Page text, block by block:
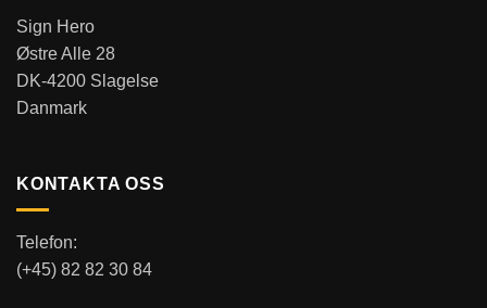
Sign Hero
Østre Alle 28
DK-4200 Slagelse
Danmark
KONTAKTA OSS
Telefon:
(+45) 82 82 30 84